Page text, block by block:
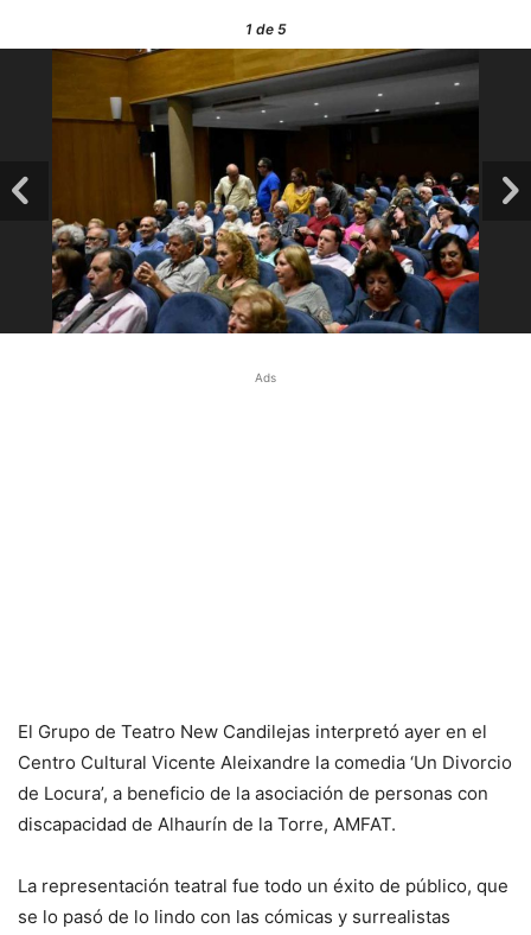
1de 5
Ads
El Grupo de Teatro New Candilejas interpretó ayer en el
Centro Cultural Vicente Aleixandre la comedia ‘Un Divorcio
de Locura’, a beneficio de la asociación de personas con
discapacidad de Alhaurín de la Torre, AMFAT.
La representación teatral fue todo un éxito de público, que
se lo pasó de lo lindo con las cómicas y surrealistas